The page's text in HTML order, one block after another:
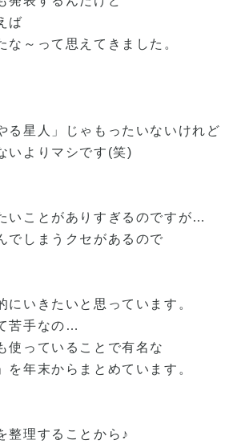
ば
な～って思えてきました。
る星人」じゃもったいないけれど
いよりマシです(笑)
いことがありすぎるのですが…
でしまうクセがあるので
にいきたいと思っています。
苦手なの…
使っていることで有名な
を年末からまとめています。
整理することから♪